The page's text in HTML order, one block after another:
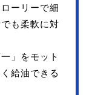
ーリーで細
も柔軟に対
」をモット
給油できる